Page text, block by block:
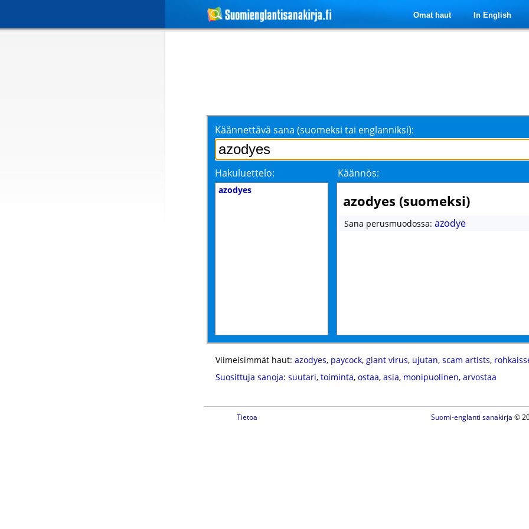
Omat haut In English
Käännettävä sana (suomeksi tai englanniksi):
Hakuluettelo: Käännös:
azodyes
azodyes (suomeksi)
Sana perusmuodossa: azodye
Viimeisimmät haut: azodyes, paycock, giant virus, ujutan, scam artists,
Suosittuja sanoja: suutari, toiminta, ostaa, asia, monipuolinen, arvostaa
Tietoa Suomi-englanti sanakirja ©